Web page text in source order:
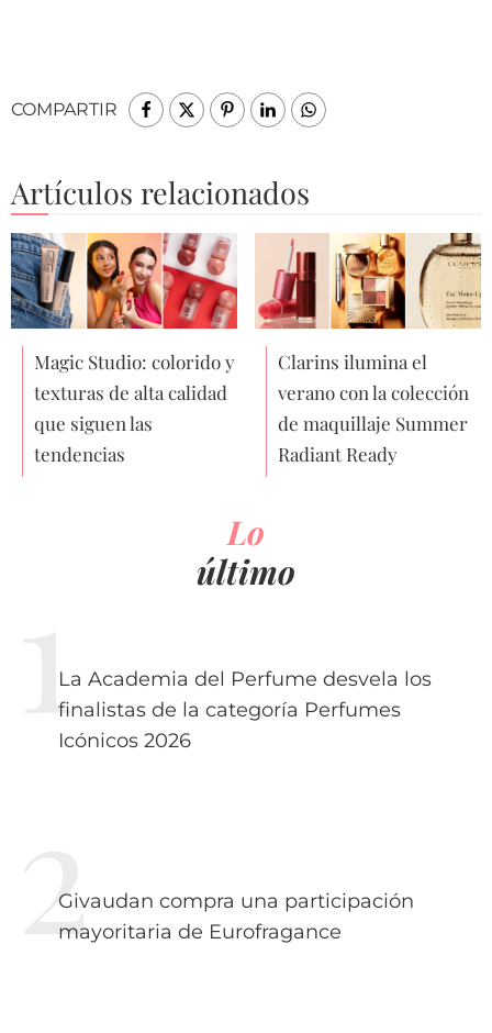
COMPARTIR
Artículos relacionados
Magic Studio: colorido y
texturas de alta calidad
que siguen las
tendencias
Clarins ilumina el
verano con la colección
de maquillaje Summer
Radiant Ready
Lo
último
La Academia del Perfume desvela los
finalistas de la categoría Perfumes
Icónicos 2026
Givaudan compra una participación
mayoritaria de Eurofragance